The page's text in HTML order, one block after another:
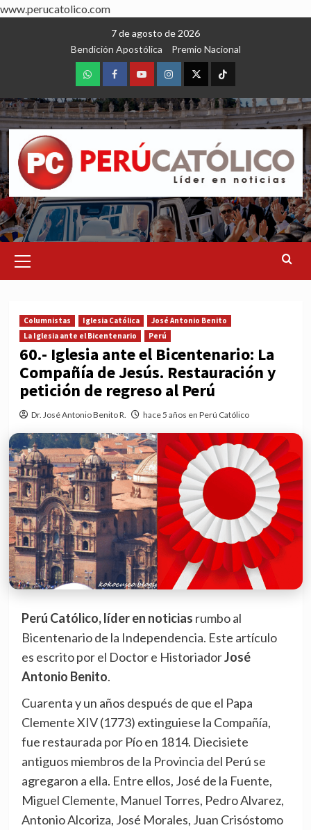
www.perucatolico.com
7 de agosto de 2026
Bendición Apostólica
Premio Nacional
WhatsAppFacebookYoutubeInstagram
X TikTok
Menu
Columnistas Iglesia Católica
José Antonio Benito
La Iglesia ante el Bicentenario
Perú
60.- Iglesia ante el Bicentenario: La
Compañía de Jesús. Restauración y
petición de regreso al Perú
Dr. José Antonio Benito R. hace 5 años en Perú Católico
Perú Católico, líder en noticias rumbo al
Bicentenario de la Independencia. Este artículo
es escrito por el Doctor e HistoriadorJosé
Antonio Benito.
Cuarenta y un años después de que el Papa
Clemente XIV (1773) extinguiese la Compañía,
fue restaurada por Pío en 1814. Diecisiete
antiguos miembros de la Provincia del Perú se
agregaron a ella. Entre ellos, José de la Fuente,
Miguel Clemente, Manuel Torres, Pedro Alvarez,
Antonio Alcoriza, José Morales, Juan Crisóstomo